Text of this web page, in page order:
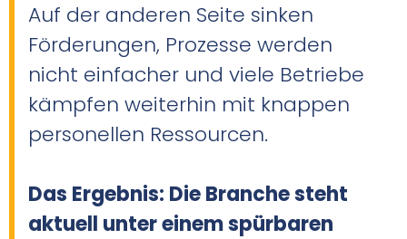
Auf der anderen Seite sinken
Förderungen, Prozesse werden
nicht einfacher und viele Betriebe
kämpfen weiterhin mit knappen
personellen Ressourcen.
Das Ergebnis: Die Branche steht
aktuell unter einem spürbaren